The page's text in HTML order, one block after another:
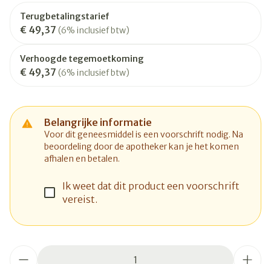
Terugbetalingstarief
€ 49,37 (6% inclusief btw)
Verhoogde tegemoetkoming
€ 49,37 (6% inclusief btw)
Belangrijke informatie
Voor dit geneesmiddel is een voorschrift nodig. Na
beoordeling door de apotheker kan je het komen
afhalen en betalen.
Ik weet dat dit product een voorschrift
vereist.